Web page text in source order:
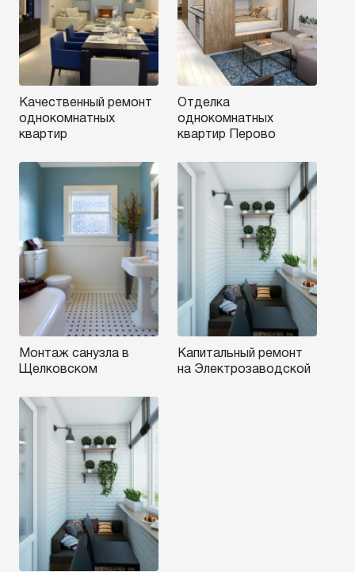
Качественный ремонт
однокомнатных
квартир
Отделка
однокомнатных
квартир Перово
Монтаж санузла в
Щелковском
Капитальный ремонт
на Электрозаводской